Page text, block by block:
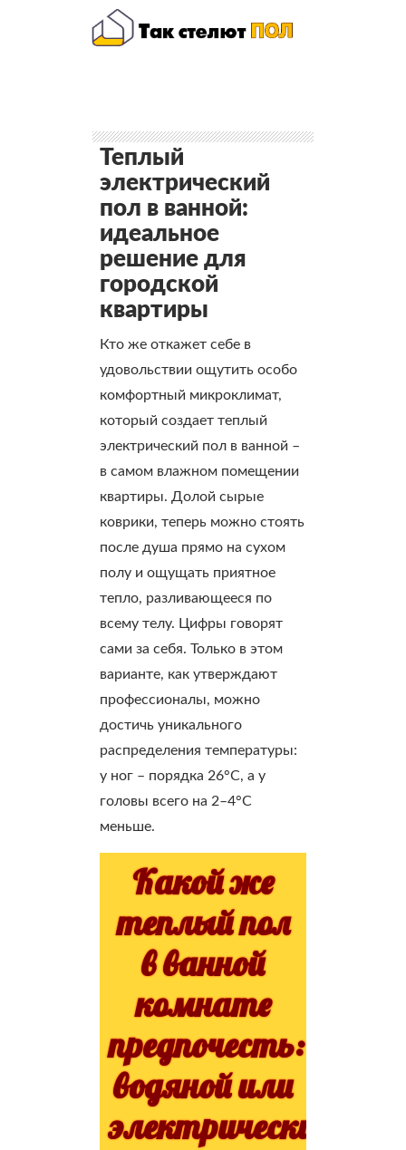
Теплый
электрический
пол в ванной:
идеальное
решение для
городской
квартиры
Кто же откажет себе в
удовольствии ощутить особо
комфортный микроклимат,
который создает теплый
электрический пол в ванной –
в самом влажном помещении
квартиры. Долой сырые
коврики, теперь можно стоять
после душа прямо на сухом
полу и ощущать приятное
тепло, разливающееся по
всему телу. Цифры говорят
сами за себя. Только в этом
варианте, как утверждают
профессионалы, можно
достичь уникального
распределения температуры:
у ног – порядка 26°С, а у
головы всего на 2–4°С
меньше.
Какой же
теплый пол
в ванной
комнате
предпочесть:
водяной или
электрический?